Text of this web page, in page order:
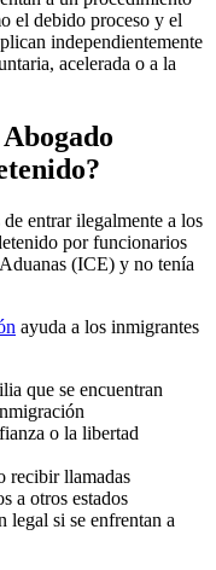
el debido proceso y el
independientemente
acelerada o a la
de entrar ilegalmente a los
por funcionarios
(ICE) y no tenía
ayuda a los inmigrantes
que se encuentran
o la libertad
recibir llamadas
a otros estados
legal si se enfrentan a